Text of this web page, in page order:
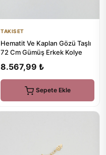
TAKISET
Hematit Ve Kaplan Gözü Taşlı
72 Cm Gümüş Erkek Kolye
8.567,99 ₺
Sepete Ekle